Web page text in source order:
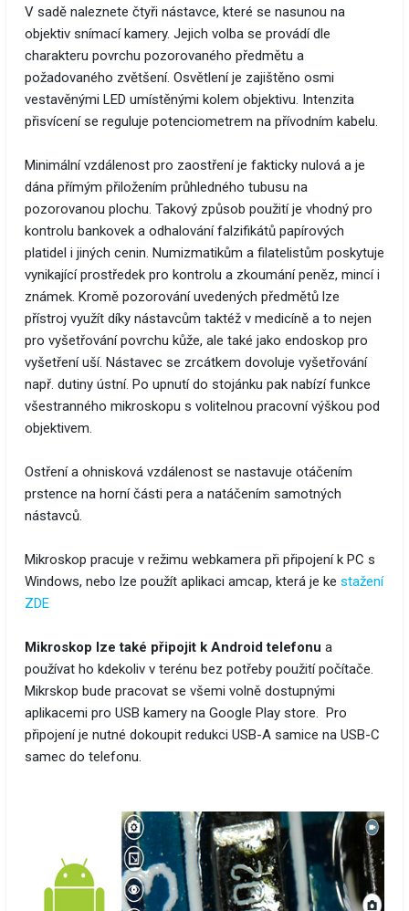
V sadě naleznete čtyři nástavce, které se nasunou na
objektiv snímací kamery. Jejich volba se provádí dle
charakteru povrchu pozorovaného předmětu a
požadovaného zvětšení. Osvětlení je zajištěno osmi
vestavěnými LED umístěnými kolem objektivu. Intenzita
přisvícení se reguluje potenciometrem na přívodním kabelu.
Minimální vzdálenost pro zaostření je fakticky nulová a je
dána přímým přiložením průhledného tubusu na
pozorovanou plochu. Takový způsob použití je vhodný pro
kontrolu bankovek a odhalování falzifikátů papírových
platidel i jiných cenin. Numizmatikům a filatelistům poskytuje
vynikající prostředek pro kontrolu a zkoumání peněz, mincí i
známek. Kromě pozorování uvedených předmětů lze
přístroj využít díky nástavcům taktéž v medicíně a to nejen
pro vyšetřování povrchu kůže, ale také jako endoskop pro
vyšetření uší. Nástavec se zrcátkem dovoluje vyšetřování
např. dutiny ústní. Po upnutí do stojánku pak nabízí funkce
všestranného mikroskopu s volitelnou pracovní výškou pod
objektivem.
Ostření a ohnisková vzdálenost se nastavuje otáčením
prstence na horní části pera a natáčením samotných
nástavců.
Mikroskop pracuje v režimu webkamera při připojení k PC s
Windows, nebo lze použít aplikaci amcap, která je ke stažení
ZDE
Mikroskop lze také připojit k Android telefonu a
používat ho kdekoliv v terénu bez potřeby použití počítače.
Mikrskop bude pracovat se všemi volně dostupnými
aplikacemi pro USB kamery na Google Play store. Pro
připojení je nutné dokoupit redukci USB-A samice na USB-C
samec do telefonu.